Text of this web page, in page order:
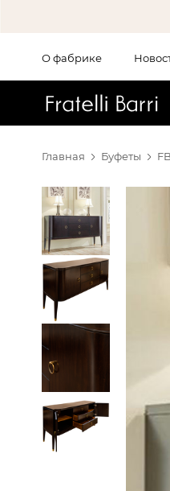
О фабрике
Главная Буфеты